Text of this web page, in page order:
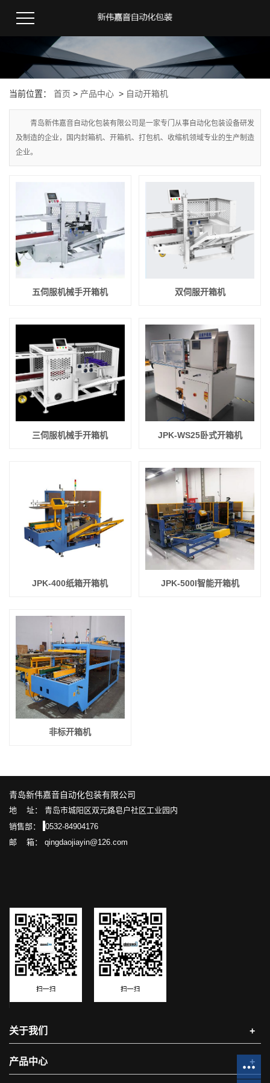
当前位置： 首页 > 产品中心 > 自动开箱机
青岛新伟嘉音自动化包装有限公司是一家专门从事自动化包装设备研发
及制造的企业，国内封箱机、开箱机、打包机、收缩机领域专业的生产制造
企业。
五伺服机械手开箱机 双伺服开箱机
三伺服机械手开箱机 JPK-WS25卧式开箱机
JPK-400纸箱开箱机 JPK-500I智能开箱机
非标开箱机
青岛新伟嘉音自动化包装有限公司
地 址： 青岛市城阳区双元路皂户社区工业园内
销售部：
0532-84904176
邮 箱： qingdaojiayin@126.com
关于我们 +
产品中心 +